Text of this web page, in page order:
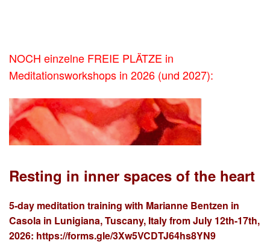
NOCH einzelne FREIE PLÄTZE in
Meditationsworkshops in 2026 (und 2027):
Resting in inner spaces of the heart
5-day meditation training with Marianne Bentzen in
Casola in Lunigiana, Tuscany, Italy from July 12th-17th,
2026: https://forms.gle/3Xw5VCDTJ64hs8YN9